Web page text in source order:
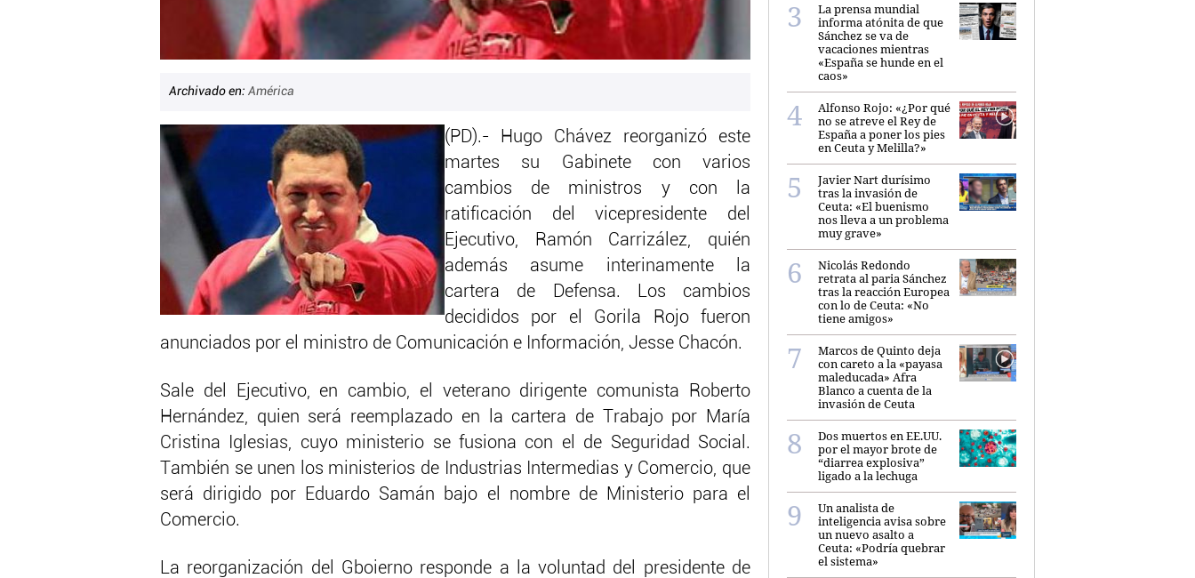
Archivado en: América
(PD).- Hugo Chávez reorganizó este
martes su Gabinete con varios
cambios de ministros y con la
ratificación del vicepresidente del
Ejecutivo, Ramón Carrizález, quién
además asume interinamente la
cartera de Defensa. Los cambios
decididos por el Gorila Rojo fueron
anunciados por el ministro de Comunicación e Información, Jesse Chacón.
Sale del Ejecutivo, en cambio, el veterano dirigente comunista Roberto
Hernández, quien será reemplazado en la cartera de Trabajo por María
Cristina Iglesias, cuyo ministerio se fusiona con el de Seguridad Social.
También se unen los ministerios de Industrias Intermedias y Comercio, que
será dirigido por Eduardo Samán bajo el nombre de Ministerio para el
Comercio.
La reorganización del Gboierno responde a la voluntad del presidente de
La prensa mundial
informa atónita de que
Sánchez se va de
vacaciones mientras
«España se hunde en el
caos»
Alfonso Rojo: «¿Por qué
no se atreve el Rey de
España a poner los pies
en Ceuta y Melilla?»
Javier Nart durísimo
tras la invasión de
Ceuta: «El buenismo
nos lleva a un problema
muy grave»
Nicolás Redondo
retrata al paria Sánchez
tras la reacción Europea
con lo de Ceuta: «No
tiene amigos»
Marcos de Quinto deja
con careto a la «payasa
maleducada» Afra
Blanco a cuenta de la
invasión de Ceuta
Dos muertos en EE.UU.
por el mayor brote de
“diarrea explosiva”
ligado a la lechuga
Un analista de
inteligencia avisa sobre
un nuevo asalto a
Ceuta: «Podría quebrar
el sistema»